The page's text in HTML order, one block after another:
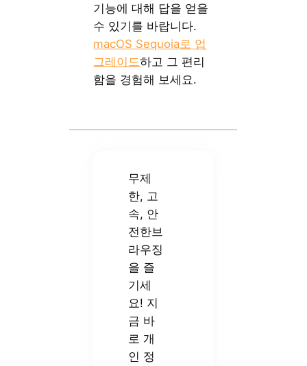
기능에 대해 답을 얻을
수 있기를 바랍니다.
macOS Sequoia로 업
그레이드하고 그 편리
함을 경험해 보세요.
무제
한, 고
속, 안
전한브
라우징
을 즐
기세
요! 지
금 바
로 개
인 정